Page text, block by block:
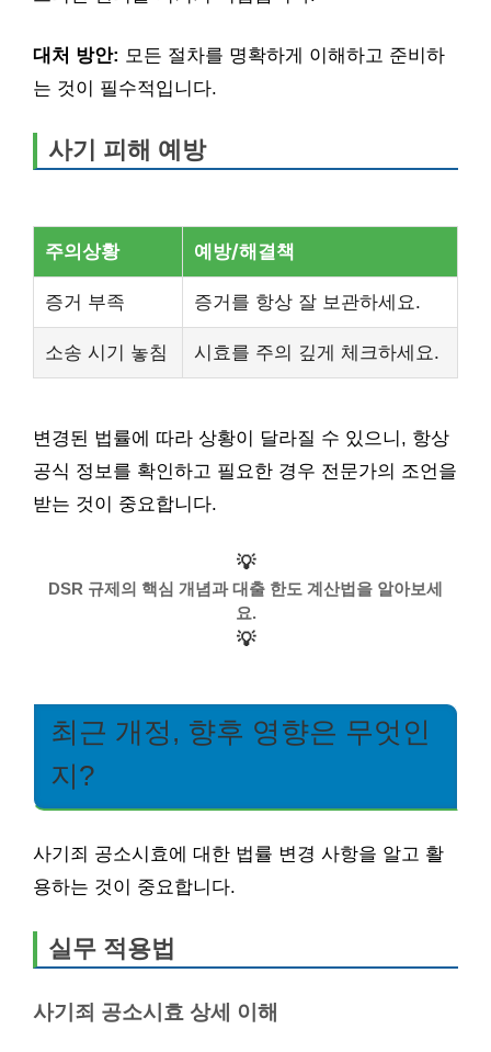
대처 방안: 모든 절차를 명확하게 이해하고 준비하
는 것이 필수적입니다.
사기 피해 예방
주의상황 예방/해결책
증거 부족 증거를 항상 잘 보관하세요.
소송 시기 놓침 시효를 주의 깊게 체크하세요.
변경된 법률에 따라 상황이 달라질 수 있으니, 항상
공식 정보를 확인하고 필요한 경우 전문가의 조언을
받는 것이 중요합니다.
💡
DSR 규제의 핵심 개념과 대출 한도 계산법을 알아보세
요.
💡
최근 개정, 향후 영향은 무엇인
지?
사기죄 공소시효에 대한 법률 변경 사항을 알고 활
용하는 것이 중요합니다.
실무 적용법
사기죄 공소시효 상세 이해